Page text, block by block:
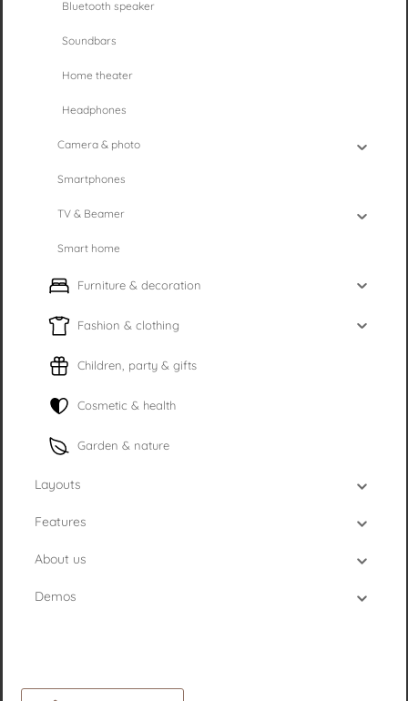
Bluetooth speaker
Soundbars
Home theater
Headphones
Camera & photo
Smartphones
TV & Beamer
Smart home
Furniture & decoration
Fashion & clothing
Children, party & gifts
Cosmetic & health
Garden & nature
Layouts
Features
About us
Demos